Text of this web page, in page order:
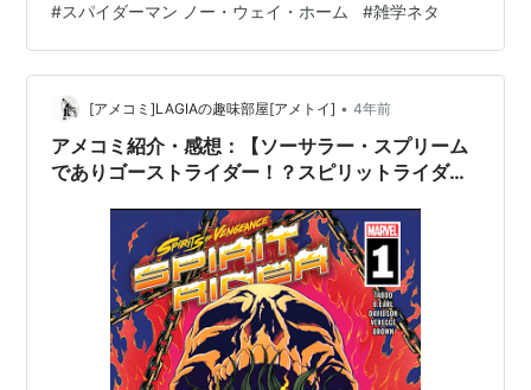
#スパイダーマン ノー・ウェイ・ホーム #雑学ネタ
[アメコミ]LAGIAの趣味部屋[アメトイ] • 4年前
アメコミ紹介・感想：【ソーサラー・スプリーム
でありゴーストライダー！？スピリットライダー
RIDER（2021）#1